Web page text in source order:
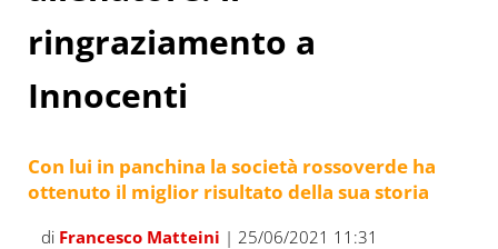
ringraziamento a
Innocenti
Con lui in panchina la società rossoverde ha
ottenuto il miglior risultato della sua storia
di Francesco Matteini | 25/06/2021 11:31